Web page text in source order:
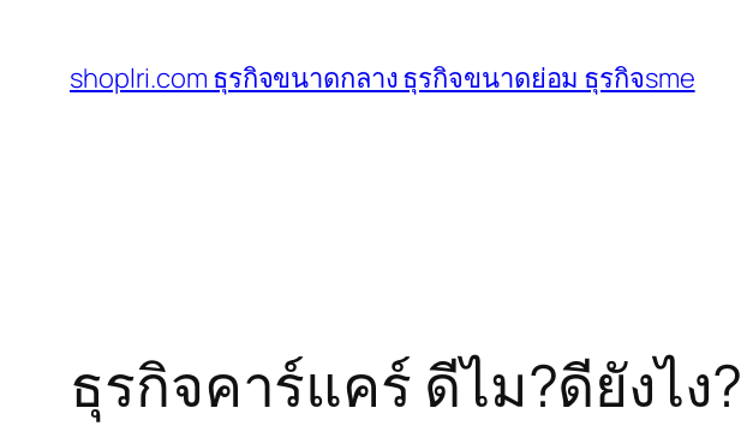
shoplri.com ธุรกิจขนาดกลาง ธุรกิจขนาดย่อม ธุรกิจsme
ธุรกิจคาร์แคร์ ดีไม?ดียังไง?